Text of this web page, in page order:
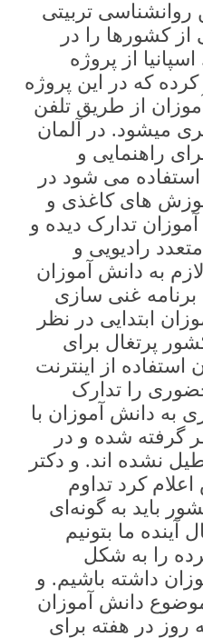
روانشناسی تربیتی
از کشورها را در
از پروژه
که در این پروژه
از طریق تلفن
میشود. در آلمان
راهنمایی و
می شود در
های کاغذی و
تدارک دیده و
رادیویی و
به دانش آموزان
برنامه غنی سازی
ابتدایی در نظر
پرتغال برای
از اینترنت
را تدارک
به دانش آموزان با
گرفته شده و در
نشده اند. و دکتر
کرد تداوم
باید به گونه‌ای
آینده ما بتونیم
را به شکل
داشته باشیم. و
دانش آموزان
روز در هفته برای